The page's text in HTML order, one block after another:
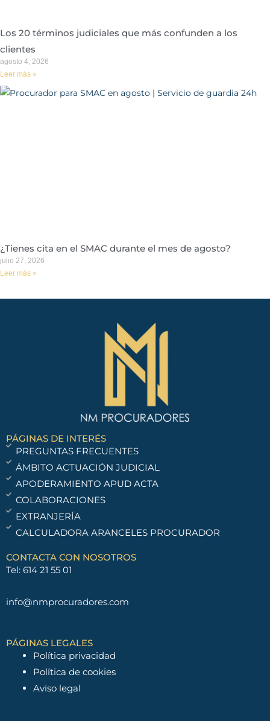
Los 20 términos judiciales que más confunden a los
clientes
agosto 4, 2026
Leer más »
¿Tienes cita en el SMAC durante el mes de agosto?
julio 27, 2026
Leer más »
PÁGINAS DE INTERÉS
PREGUNTAS FRECUENTES
ÁMBITO ACTUACIÓN JUDICIAL
APODERAMIENTO APUD ACTA
COLABORACIONES
EXTRANJERÍA
CALCULADORA ARANCELES PROCURADOR
CONTACTA CON NOSOTROS
Tel: 614 21 55 01
info@nmprocuradores.com
PÁGINAS LEGALES
Política privacidad
Política de cookies
Aviso legal